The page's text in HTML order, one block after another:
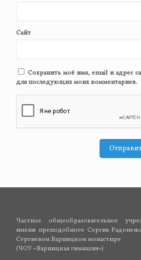
Сайт
Сохранить моё имя, email и адрес
для последующих моих комментариев.
Частное общеобразовательное
имени преподобного Сергия
Сергиевом Варницком монастыре
(ЧОУ «Варницкая гимназия»)